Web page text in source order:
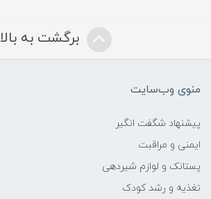
برگشت به بالا
منوی وب‌سایت
پیشنهاد شگفت انگیر
ایمنی و مراقبت
پستانک و لوازم شیردهی
تغذیه و رشد کودک